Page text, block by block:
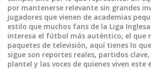
por mantenerse relevante sin grandes
jugadores que vienen de academias
estilo que muchos fans de la Liga
interesa el fútbol más auténtico, el que
paquetes de televisión, aquí tienes lo
sigue son reportes reales, partidos
plantel y las voces de quienes viven este